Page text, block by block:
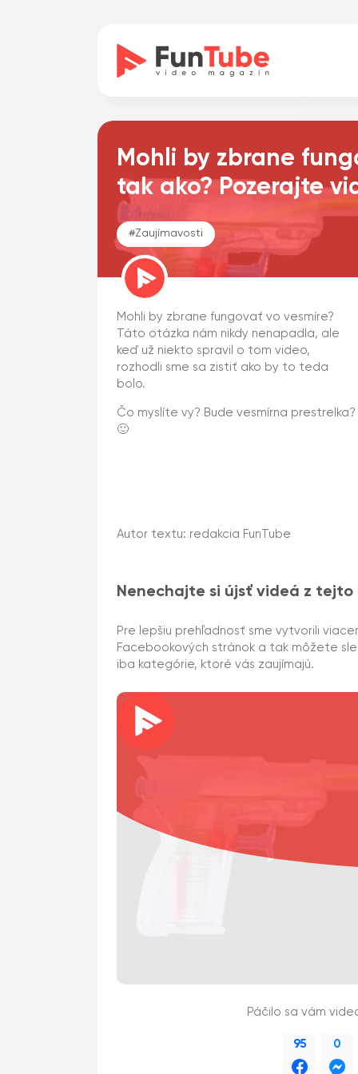
Mohli by zbrane
tak ako? Pozerajte
#Zaujímavosti
Mohli by zbrane fungovať vo vesmíre?
Táto otázka nám nikdy nenapadla, ale
keď už niekto spravil o tom video,
rozhodli sme sa zistiť ako by to teda
bolo.
Čo myslíte vy? Bude vesmírna prestrelka?
🙂
Autor textu: redakcia FunTube
Nenechajte si újsť videá z tejto
Pre lepšiu prehľadnosť sme vytvorili
Facebookových stránok a tak môžete
iba kategórie, ktoré vás zaujímajú.
Páčilo sa vám
95 0